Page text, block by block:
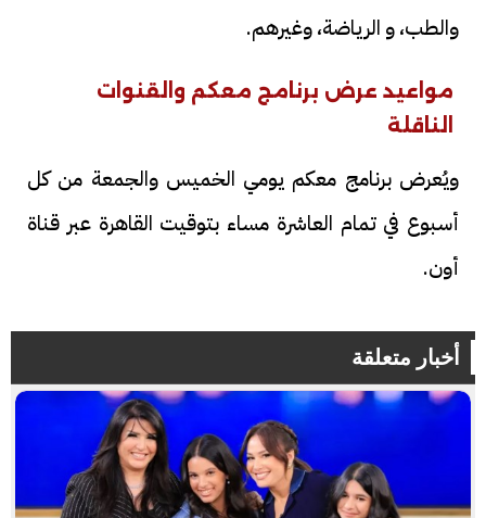
والطب، و الرياضة، وغيرهم.
مواعيد عرض برنامج معكم والقنوات
الناقلة
ويُعرض برنامج معكم يومي الخميس والجمعة من كل
أسبوع في تمام العاشرة مساء بتوقيت القاهرة عبر قناة
أون.
أخبار متعلقة